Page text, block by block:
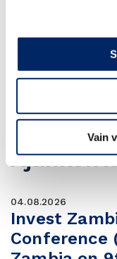
Vain
04.08.2026
Invest
Conference